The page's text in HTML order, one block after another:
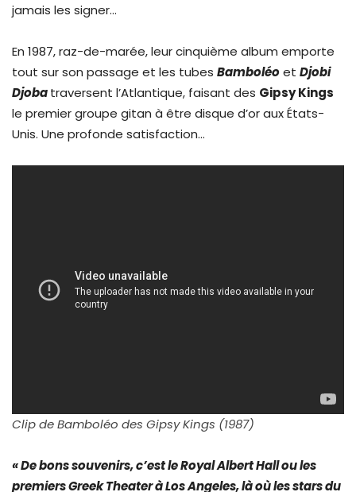
jamais les signer…
En 1987, raz-de-marée, leur cinquième album emporte
tout sur son passage et les tubes Bamboléoet Djobi
Djobatraversent l’Atlantique, faisant des Gipsy Kings
le premier groupe gitan à être disque d’or aux États-
Unis. Une profonde satisfaction…
Clip de Bamboléo des Gipsy Kings (1987)
« De bons souvenirs, c’est le Royal Albert Hall ou les
premiers Greek Theater à Los Angeles, là où les stars du